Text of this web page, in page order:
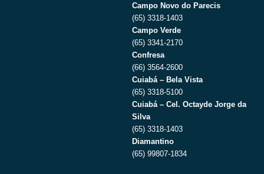
Campo Novo do Parecis
(65) 3318-1403
Campo Verde
(65) 3341-2170
Confresa
(66) 3564-2600
Cuiabá – Bela Vista
(65) 3318-5100
Cuiabá – Cel. Octayde Jorge da
Silva
(65) 3318-1403
Diamantino
(65) 99807-1834